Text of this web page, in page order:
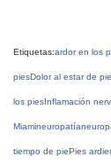
Etiquetas:ardor en los
piesDolor al estar de pie
los pies Inflamación
Miamineuropatía
tiempo de piePies